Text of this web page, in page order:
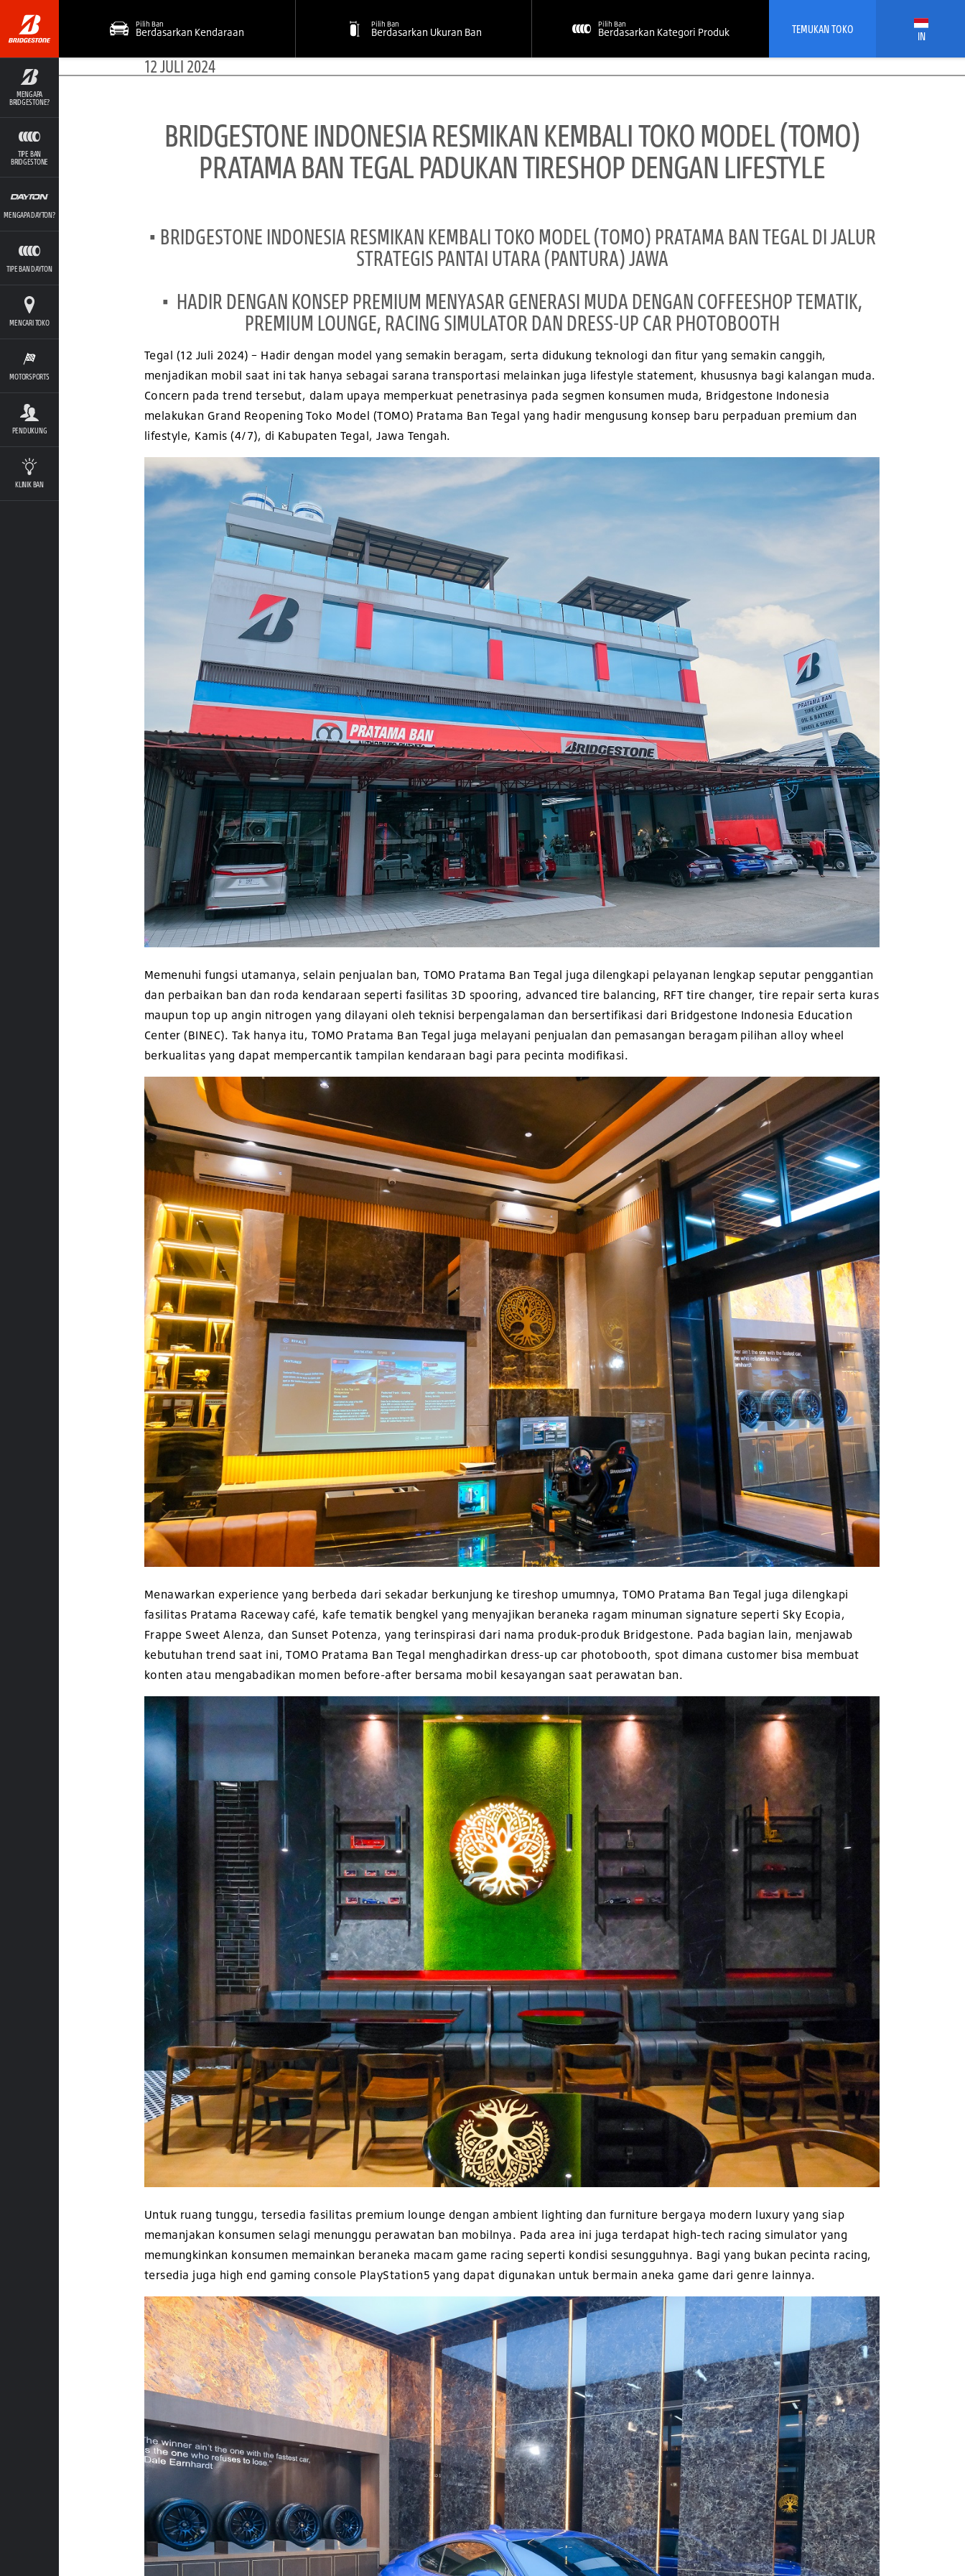
MENGAPA
BRIDGESTONE?
TIPE BAN
BRIDGESTONE
MENGAPA DAYTON?
TIPE BAN DAYTON
MENCARI TOKO
MOTORSPORTS
PENDUKUNG
KLINIK BAN
Pilih Ban
Berdasarkan Kendaraan
Pilih Ban
Berdasarkan Ukuran Ban
Pilih Ban
Berdasarkan Kategori Produk TEMUKAN TOKO IN
12 JULI 2024
BRIDGESTONE INDONESIA RESMIKAN KEMBALI TOKO MODEL (TOMO)
PRATAMA BAN TEGAL PADUKAN TIRESHOP DENGAN LIFESTYLE
• BRIDGESTONE INDONESIA RESMIKAN KEMBALI TOKO MODEL (TOMO) PRATAMA BAN TEGAL DI JALUR
STRATEGIS PANTAI UTARA (PANTURA) JAWA
• HADIR DENGAN KONSEP PREMIUM MENYASAR GENERASI MUDA DENGAN COFFEESHOP TEMATIK,
PREMIUM LOUNGE, RACING SIMULATOR DAN DRESS-UP CAR PHOTOBOOTH
Tegal (12 Juli 2024) – Hadir dengan model yang semakin beragam, serta didukung teknologi dan fitur yang semakin canggih,
menjadikan mobil saat ini tak hanya sebagai sarana transportasi melainkan juga lifestyle statement, khususnya bagi kalangan muda.
Concern pada trend tersebut, dalam upaya memperkuat penetrasinya pada segmen konsumen muda, Bridgestone Indonesia
melakukan Grand Reopening Toko Model (TOMO) Pratama Ban Tegal yang hadir mengusung konsep baru perpaduan premium dan
lifestyle, Kamis (4/7), di Kabupaten Tegal, Jawa Tengah.
Memenuhi fungsi utamanya, selain penjualan ban, TOMO Pratama Ban Tegal juga dilengkapi pelayanan lengkap seputar penggantian
dan perbaikan ban dan roda kendaraan seperti fasilitas 3D spooring, advanced tire balancing, RFT tire changer, tire repair serta kuras
maupun top up angin nitrogen yang dilayani oleh teknisi berpengalaman dan bersertifikasi dari Bridgestone Indonesia Education
Center (BINEC). Tak hanya itu, TOMO Pratama Ban Tegal juga melayani penjualan dan pemasangan beragam pilihan alloy wheel
berkualitas yang dapat mempercantik tampilan kendaraan bagi para pecinta modifikasi.
Menawarkan experience yang berbeda dari sekadar berkunjung ke tireshop umumnya, TOMO Pratama Ban Tegal juga dilengkapi
fasilitas Pratama Raceway café, kafe tematik bengkel yang menyajikan beraneka ragam minuman signature seperti Sky Ecopia,
Frappe Sweet Alenza, dan Sunset Potenza, yang terinspirasi dari nama produk-produk Bridgestone. Pada bagian lain, menjawab
kebutuhan trend saat ini, TOMO Pratama Ban Tegal menghadirkan dress-up car photobooth, spot dimana customer bisa membuat
konten atau mengabadikan momen before-after bersama mobil kesayangan saat perawatan ban.
Untuk ruang tunggu, tersedia fasilitas premium lounge dengan ambient lighting dan furniture bergaya modern luxury yang siap
memanjakan konsumen selagi menunggu perawatan ban mobilnya. Pada area ini juga terdapat high-tech racing simulator yang
memungkinkan konsumen memainkan beraneka macam game racing seperti kondisi sesungguhnya. Bagi yang bukan pecinta racing,
tersedia juga high end gaming console PlayStation5 yang dapat digunakan untuk bermain aneka game dari genre lainnya.